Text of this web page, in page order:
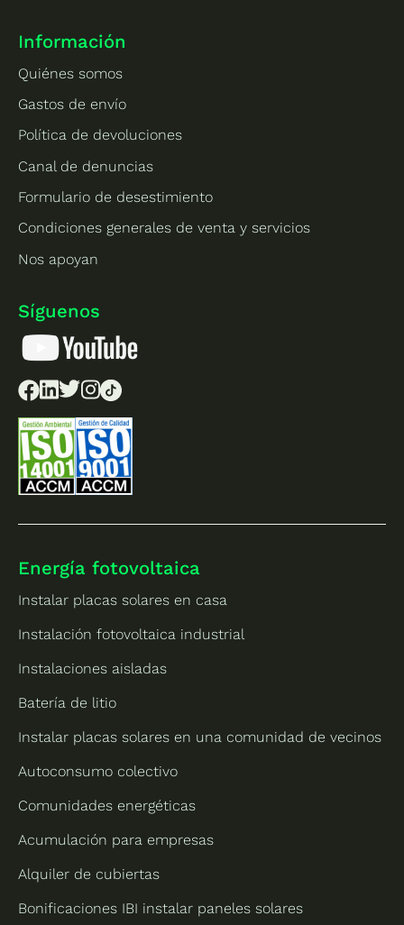
Información
Quiénes somos
Gastos de envío
Política de devoluciones
Canal de denuncias
Formulario de desestimiento
Condiciones generales de venta y servicios
Nos apoyan
Síguenos
Energía fotovoltaica
Instalar placas solares en casa
Instalación fotovoltaica industrial
Instalaciones aisladas
Batería de litio
Instalar placas solares en una comunidad de vecinos
Autoconsumo colectivo
Comunidades energéticas
Acumulación para empresas
Alquiler de cubiertas
Bonificaciones IBI instalar paneles solares